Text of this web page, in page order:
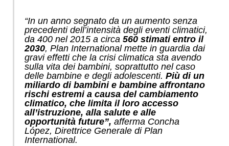
“In un anno segnato da un aumento senza
precedenti dell’intensità degli eventi climatici,
da 400 nel 2015 a circa 560 stimati entro il
2030, Plan International mette in guardia dai
gravi effetti che la crisi climatica sta avendo
sulla vita dei bambini, soprattutto nel caso
delle bambine e degli adolescenti. Più di un
miliardo di bambini e bambine affrontano
rischi estremi a causa del cambiamento
climatico, che limita il loro accesso
all’istruzione, alla salute e alle
opportunità future”, afferma Concha
López, Direttrice Generale di Plan
International.